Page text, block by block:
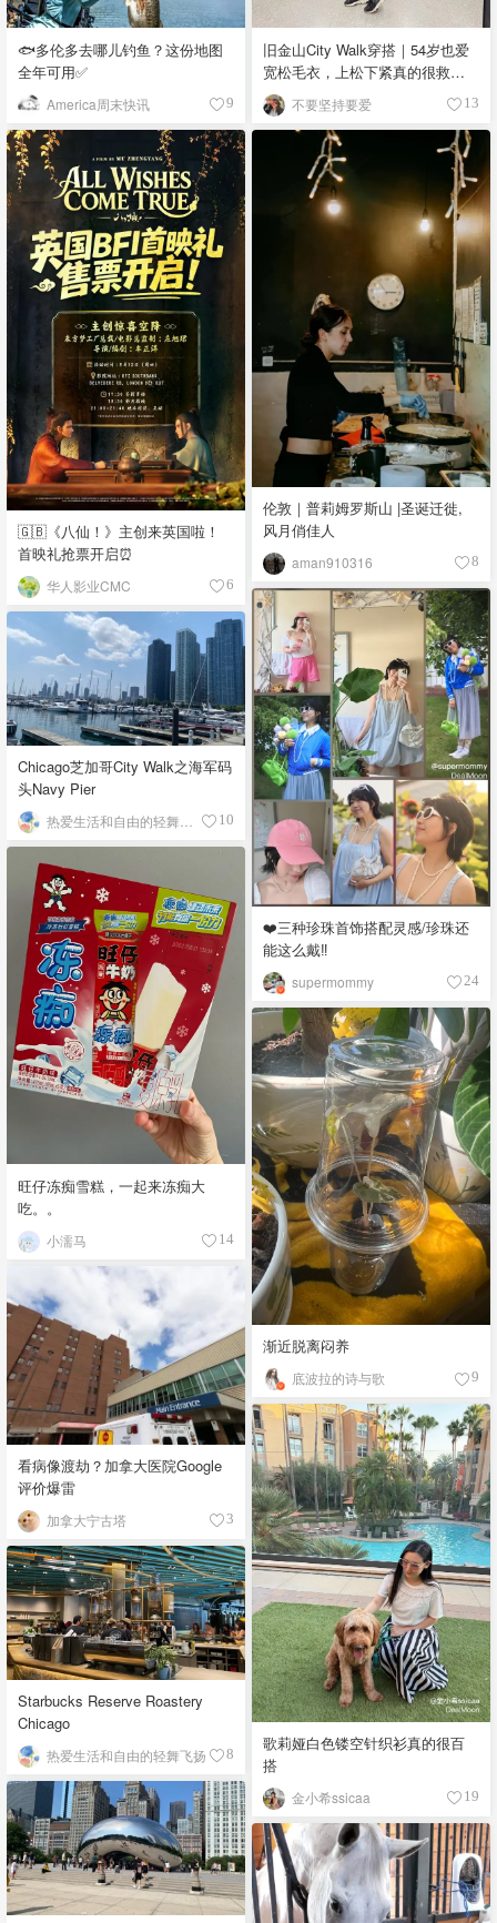
🐟多伦多去哪儿钓鱼？这份地图
全年可用✅
America周末快讯 9
旧金山City Walk穿搭｜54岁也爱
宽松毛衣，上松下紧真的很救比
例
不要坚持要爱 13
🇬🇧《八仙！》主创来英国啦！
首映礼抢票开启⏰
华人影业CMC 6
伦敦｜普莉姆罗斯山 |圣诞迁徙,
风月俏佳人
aman910316 8
❤️三种珍珠首饰搭配灵感/珍珠还
能这么戴‼️
supermommy 24
Chicago芝加哥City Walk之海军码
头Navy Pier
10
旺仔冻痴雪糕，一起来冻痴大
吃。。
小濡马 14
渐近脱离闷养
底波拉的诗与歌 9
看病像渡劫？加拿大医院Google
评价爆雷
加拿大宁古塔 3
歌莉娅白色镂空针织衫真的很百
搭
金小希ssicaa 19
Starbucks Reserve Roastery
Chicago
热爱生活和自由的轻舞飞扬 8